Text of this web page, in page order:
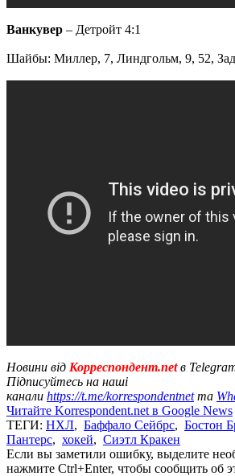
Ванкувер – Детройт 4:1
Шайбы: Миллер, 7, Линдгольм, 9, 52,
Новини від Корреспондент.netв
Підписуйтесь на наші
канали https://t.me/korrespondentnetта
Читайте Korrespondent.net в Google News
ТЕГИ: НХЛ, Баффало Сейбрс, Бостон
Пантерс, хокей, Сиэтл Кракен
Если вы заметили ошибку, выделите
нажмите Ctrl+Enter, чтобы сообщить об